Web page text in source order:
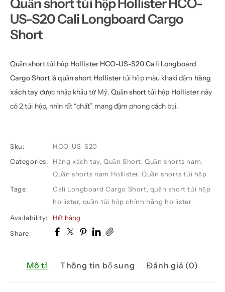
Quần short túi hộp Hollister HCO-
US-S20 Cali Longboard Cargo
Short
Quần short túi hộp Hollister HCO-US-S20 Cali Longboard
Cargo Shortlàquần short Hollistertúi hộp màu khaki đậm hàng
xách tay được nhập khẩu từ Mỹ. Quần short túi hộp Hollister này
có 2 túi hộp, nhìn rất “chất” mang đậm phong cách bụi.
Sku:
HCO-US-S20
Categories:
Hàng xách tay,Quần Short,Quần shorts nam,
Quần shorts nam Hollister,Quần shorts túi hộp
Tags:
Cali Longboard Cargo Short, quần short túi hộp
hollister, quần túi hộp chính hãng hollister
Availability:
Hết hàng
Share:
Mô tả Thông tin bổ sung Đánh giá (0)